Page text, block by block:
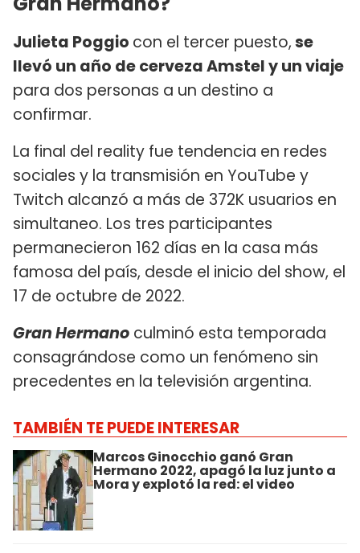
Julieta Poggio con el tercer puesto,se
llevó un año de cerveza Amstel y un viaje
para dos personas a un destino a
confirmar.
La final del reality fue tendencia en redes
sociales y la transmisión en YouTube y
Twitch alcanzó a más de 372K usuarios en
simultaneo. Los tres participantes
permanecieron 162 días en la casa más
famosa del país, desde el inicio del show, el
17 de octubre de 2022.
Gran Hermano culminó esta temporada
consagrándose como un fenómeno sin
precedentes en la televisión argentina.
TAMBIÉN TE PUEDE INTERESAR
Marcos Ginocchio ganó Gran
Hermano 2022, apagó la luz junto a
Mora y explotó la red: el video